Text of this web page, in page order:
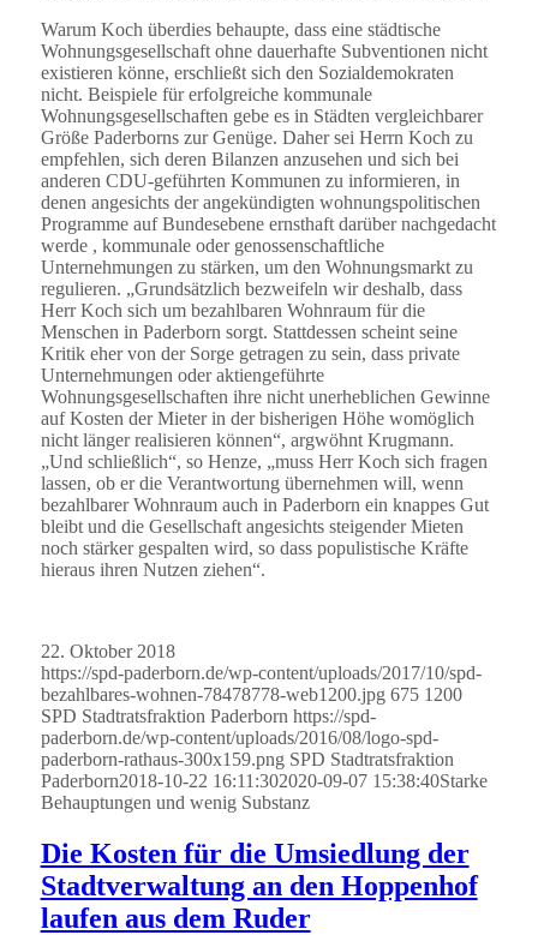
Warum Koch überdies behaupte, dass eine städtische
Wohnungsgesellschaft ohne dauerhafte Subventionen nicht
existieren könne, erschließt sich den Sozialdemokraten
nicht. Beispiele für erfolgreiche kommunale
Wohnungsgesellschaften gebe es in Städten vergleichbarer
Größe Paderborns zur Genüge. Daher sei Herrn Koch zu
empfehlen, sich deren Bilanzen anzusehen und sich bei
anderen CDU-geführten Kommunen zu informieren, in
denen angesichts der angekündigten wohnungspolitischen
Programme auf Bundesebene ernsthaft darüber nachgedacht
werde , kommunale oder genossenschaftliche
Unternehmungen zu stärken, um den Wohnungsmarkt zu
regulieren. „Grundsätzlich bezweifeln wir deshalb, dass
Herr Koch sich um bezahlbaren Wohnraum für die
Menschen in Paderborn sorgt. Stattdessen scheint seine
Kritik eher von der Sorge getragen zu sein, dass private
Unternehmungen oder aktiengeführte
Wohnungsgesellschaften ihre nicht unerheblichen Gewinne
auf Kosten der Mieter in der bisherigen Höhe womöglich
nicht länger realisieren können“, argwöhnt Krugmann.
„Und schließlich“, so Henze, „muss Herr Koch sich fragen
lassen, ob er die Verantwortung übernehmen will, wenn
bezahlbarer Wohnraum auch in Paderborn ein knappes Gut
bleibt und die Gesellschaft angesichts steigender Mieten
noch stärker gespalten wird, so dass populistische Kräfte
hieraus ihren Nutzen ziehen“.
22. Oktober 2018
https://spd-paderborn.de/wp-content/uploads/2017/10/spd-
bezahlbares-wohnen-78478778-web1200.jpg 675 1200
SPD Stadtratsfraktion Paderborn https://spd-
paderborn.de/wp-content/uploads/2016/08/logo-spd-
paderborn-rathaus-300x159.png SPD Stadtratsfraktion
Paderborn2018-10-22 16:11:302020-09-07 15:38:40Starke
Behauptungen und wenig Substanz
Die Kosten für die Umsiedlung der
Stadtverwaltung an den Hoppenhof
laufen aus dem Ruder